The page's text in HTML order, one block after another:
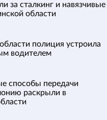
за сталкинг и навязчивые
области
полиция устроила
водителем
способы передачи
раскрыли в